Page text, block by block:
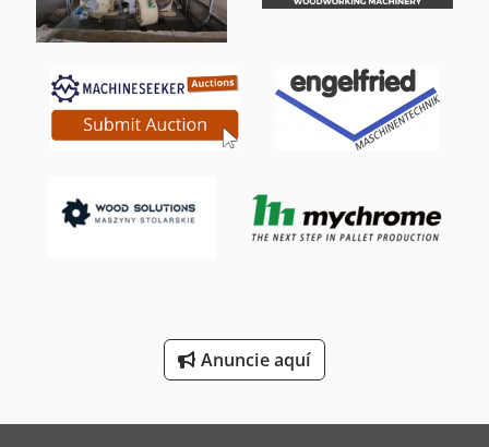
Mbo Plegadoras
Oms Flejadoras
Ravo Barredoras
Still Tractor
Anuncie aquí